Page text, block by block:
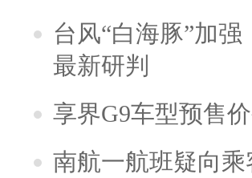
台风“白海豚”加
最新研判
享界G9车型预售
南航一航班疑向